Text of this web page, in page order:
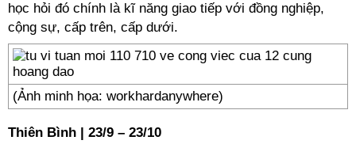
học hỏi đó chính là kĩ năng giao tiếp với đồng nghiệp,
cộng sự, cấp trên, cấp dưới.
(Ảnh minh họa: workhardanywhere)
Thiên Bình | 23/9 – 23/10